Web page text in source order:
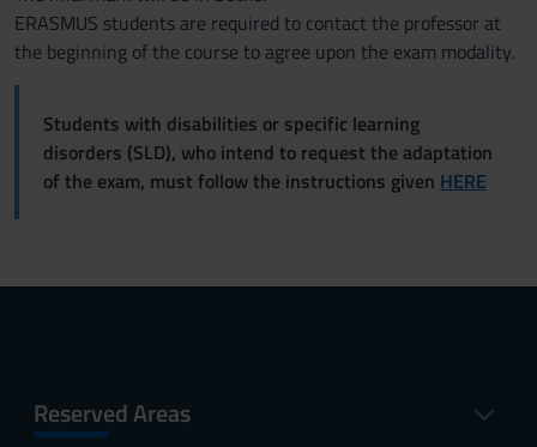
ERASMUS students are required to contact the professor at
the beginning of the course to agree upon the exam modality.
Students with disabilities or specific learning
disorders (SLD), who intend to request the adaptation
of the exam, must follow the instructions given HERE
Reserved Areas